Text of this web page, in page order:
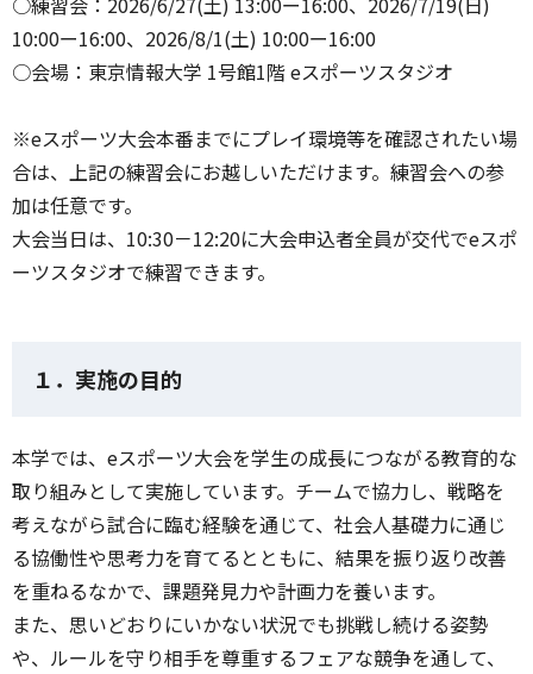
10:00ー16:00、2026/8/1(土) 10:00ー16:00
○会場：東京情報大学 1号館1階 eスポーツスタジオ
※eスポーツ大会本番までにプレイ環境等を確認されたい場
合は、上記の練習会にお越しいただけます。練習会への参
加は任意です。
大会当日は、10:30－12:20に大会申込者全員が交代でeスポ
ーツスタジオで練習できます。
１．実施の目的
本学では、eスポーツ大会を学生の成長につながる教育的な
取り組みとして実施しています。チームで協力し、戦略を
考えながら試合に臨む経験を通じて、社会人基礎力に通じ
る協働性や思考力を育てるとともに、結果を振り返り改善
を重ねるなかで、課題発見力や計画力を養います。
また、思いどおりにいかない状況でも挑戦し続ける姿勢
や、ルールを守り相手を尊重するフェアな競争を通して、